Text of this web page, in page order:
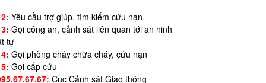
Yêu cầu trợ giúp, tìm kiếm cứu nạn
Gọi công an, cảnh sát liên quan tới an ninh
tự
Gọi phòng cháy chữa cháy, cứu nạn
Gọi cấp cứu
Cục Cảnh sát Giao thông